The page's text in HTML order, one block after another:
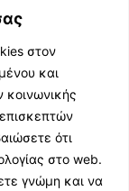
στον
και
κοινωνικής
ότι
στο web.
γνώμη και να